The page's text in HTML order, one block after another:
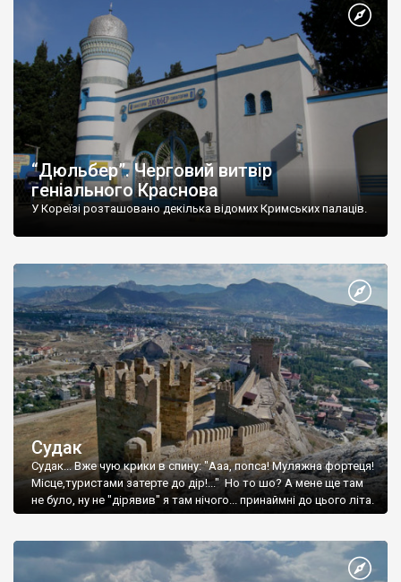
“Дюльбер”. Черговий витвір
геніального Краснова
У Кореїзі розташовано декілька відомих Кримських палаців.
Судак
Судак... Вже чую крики в спину: "Ааа, попса! Муляжна фортеця!
Місце,туристами затерте до дір!..." Но то шо? А мене ще там
не було, ну не "дірявив" я там нічого... принаймні до цього літа.